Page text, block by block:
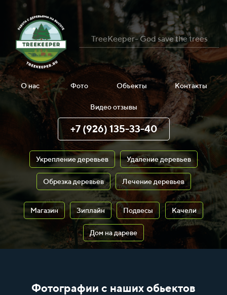
TreeKeeper- God save the trees
О нас Фото Объекты Контакты
Видео отзывы
+7 (926) 135-33-40
Укрепление деревьев Удаление деревьев
Обрезка деревьев Лечение деревьев
Магазин Зиплайн Подвесы Качели
Дом на дареве
Фотографии с наших обьектов